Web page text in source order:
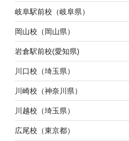
岐阜駅前校（岐阜県）
岡山校（岡山県）
岩倉駅前校(愛知県)
川口校（埼玉県）
川崎校（神奈川県）
川越校（埼玉県）
広尾校（東京都）